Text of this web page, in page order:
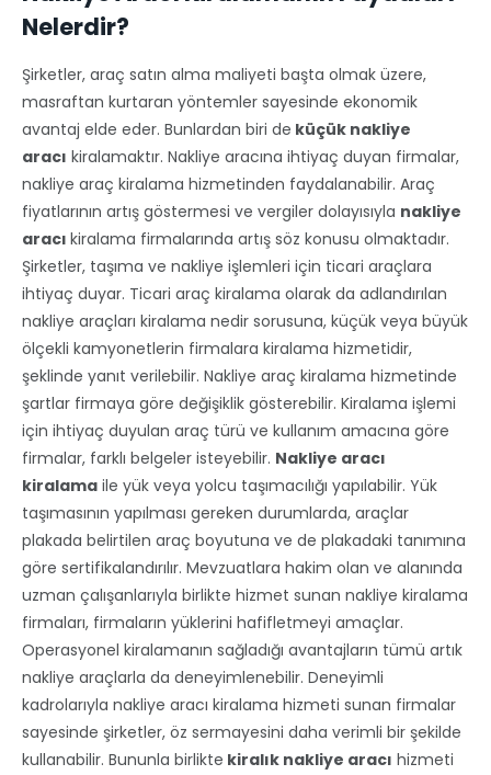
Nelerdir?
Şirketler, araç satın alma maliyeti başta olmak üzere,
masraftan kurtaran yöntemler sayesinde ekonomik
avantaj elde eder. Bunlardan biri de küçük nakliye
aracı kiralamaktır. Nakliye aracına ihtiyaç duyan firmalar,
nakliye araç kiralama hizmetinden faydalanabilir. Araç
fiyatlarının artış göstermesi ve vergiler dolayısıyla nakliye
aracı kiralama firmalarında artış söz konusu olmaktadır.
Şirketler, taşıma ve nakliye işlemleri için ticari araçlara
ihtiyaç duyar. Ticari araç kiralama olarak da adlandırılan
nakliye araçları kiralama nedir sorusuna, küçük veya büyük
ölçekli kamyonetlerin firmalara kiralama hizmetidir,
şeklinde yanıt verilebilir. Nakliye araç kiralama hizmetinde
şartlar firmaya göre değişiklik gösterebilir. Kiralama işlemi
için ihtiyaç duyulan araç türü ve kullanım amacına göre
firmalar, farklı belgeler isteyebilir. Nakliye aracı
kiralama ile yük veya yolcu taşımacılığı yapılabilir. Yük
taşımasının yapılması gereken durumlarda, araçlar
plakada belirtilen araç boyutuna ve de plakadaki tanımına
göre sertifikalandırılır. Mevzuatlara hakim olan ve alanında
uzman çalışanlarıyla birlikte hizmet sunan nakliye kiralama
firmaları, firmaların yüklerini hafifletmeyi amaçlar.
Operasyonel kiralamanın sağladığı avantajların tümü artık
nakliye araçlarla da deneyimlenebilir. Deneyimli
kadrolarıyla nakliye aracı kiralama hizmeti sunan firmalar
sayesinde şirketler, öz sermayesini daha verimli bir şekilde
kullanabilir. Bununla birlikte kiralık nakliye aracı hizmeti